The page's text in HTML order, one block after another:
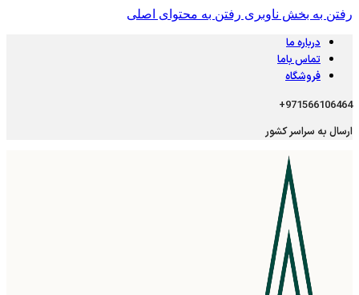
رفتن به بخش ناوبری رفتن به محتوای اصلی
درباره ما
تماس باما
فروشگاه
971566106464+
ارسال به سراسر کشور